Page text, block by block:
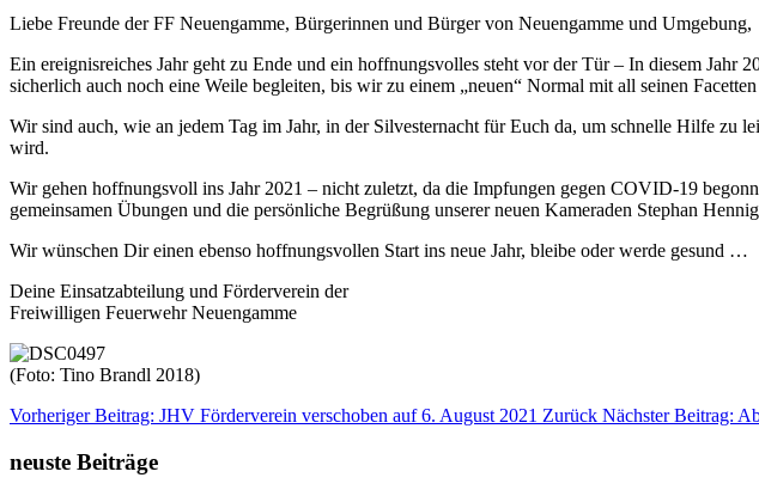
Liebe Freunde der FF Neuengamme, Bürgerinnen und Bürger von Neuengamme und Umgebung,
Ein ereignisreiches Jahr geht zu Ende und ein hoffnungsvolles steht vor der Tür – In diesem Jahr
sicherlich auch noch eine Weile begleiten, bis wir zu einem „neuen“ Normal mit all seinen
Wir sind auch, wie an jedem Tag im Jahr, in der Silvesternacht für Euch da, um schnelle Hilfe zu
wird.
Wir gehen hoffnungsvoll ins Jahr 2021 – nicht zuletzt, da die Impfungen gegen COVID-19
gemeinsamen Übungen und die persönliche Begrüßung unserer neuen Kameraden Stephan
Wir wünschen Dir einen ebenso hoffnungsvollen Start ins neue Jahr, bleibe oder werde gesund …
Deine Einsatzabteilung und Förderverein der
Freiwilligen Feuerwehr Neuengamme
(Foto: Tino Brandl 2018)
Vorheriger Beitrag: JHV Förderverein verschoben auf 6. August 2021 Zurück Nächster Beitrag:
neuste Beiträge